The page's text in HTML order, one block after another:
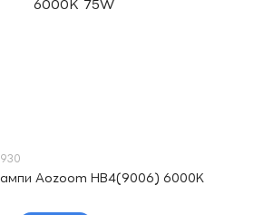
Aozoom HB4(9006) 6000K